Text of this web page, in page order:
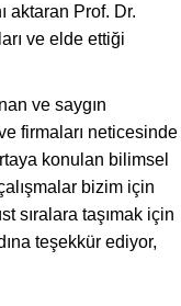
aktaran Prof. Dr.
ve elde ettiği
ve saygın
firmaları neticesinde
konulan bilimsel
bizim için
sıralara taşımak için
teşekkür ediyor,